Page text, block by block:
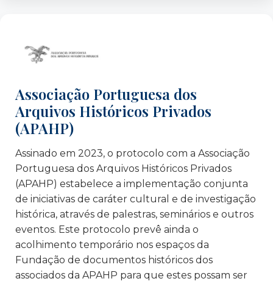
Raízes – Associação de Apoio à Criança e ao
Jovem
Cultural e Científica
Rede para a Empregabilidade Barreiro Moita
Santa Casa da Misericórdia de Lisboa
Defesa dos Direitos dos Imigrantes
TESE – Associação para o Desenvolvimento
The League of Extraordinary Minds
Foundation (LEM) – Polónia
Udruga Suradnici u učenju – Croácia
Unidade Local de Saúde de São José
Universidade Lusófona
Associação Portuguesa dos
Arquivos Históricos Privados
(APAHP)
Assinado em 2023, o protocolo com a Associação
Portuguesa dos Arquivos Históricos Privados
(APAHP) estabelece a implementação conjunta
de iniciativas de caráter cultural e de investigação
histórica, através de palestras, seminários e outros
eventos. Este protocolo prevê ainda o
acolhimento temporário nos espaços da
Fundação de documentos históricos dos
associados da APAHP para que estes possam ser